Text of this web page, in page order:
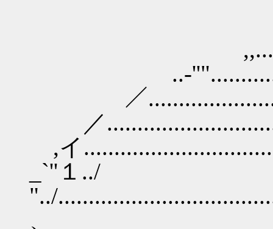
,,....-―ｰ‐-
..-
／
／
,イ
_`''１../
"../
、